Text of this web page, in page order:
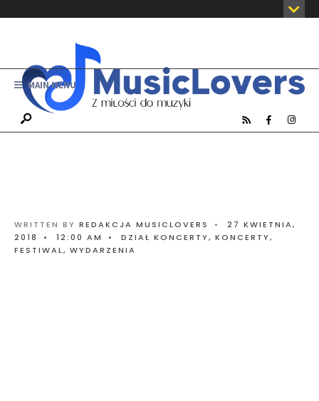
MAIN MENU
WRITTEN BY REDAKCJA MUSICLOVERS •
27 KWIETNIA,
2018
• 12:00 AM • DZIAŁ KONCERTY, KONCERTY,
FESTIWAL, WYDARZENIA